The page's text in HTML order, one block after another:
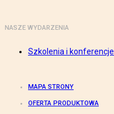
NASZE WYDARZENIA
Szkolenia i konferencje
MAPA STRONY
OFERTA PRODUKTOWA